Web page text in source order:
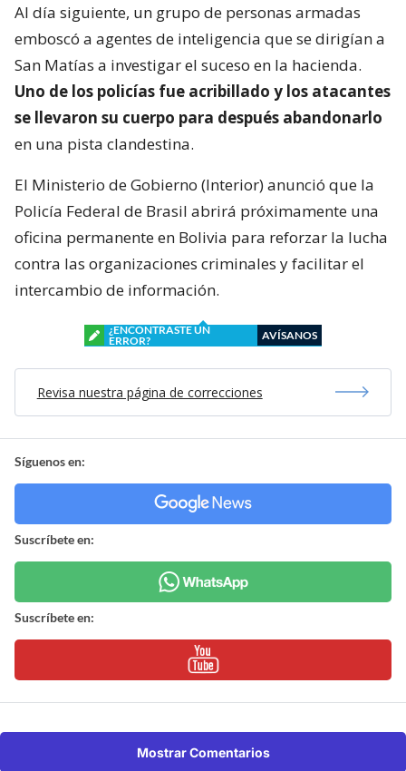
Al día siguiente, un grupo de personas armadas
emboscó a agentes de inteligencia que se dirigían a
San Matías a investigar el suceso en la hacienda.
Uno de los policías fue acribillado y los atacantes
se llevaron su cuerpo para después abandonarlo
en una pista clandestina.
El Ministerio de Gobierno (Interior) anunció que la
Policía Federal de Brasil abrirá próximamente una
oficina permanente en Bolivia para reforzar la lucha
contra las organizaciones criminales y facilitar el
intercambio de información.
¿ENCONTRASTE UN
ERROR?
AVÍSANOS
Revisa nuestra página de correcciones
Síguenos en:
Suscríbete en:
Suscríbete en:
Mostrar Comentarios